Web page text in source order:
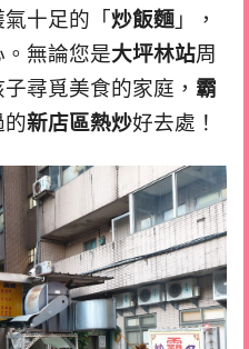
氣十足的「炒飯麵 」，
無論您是大坪林站周
尋覓美食的家庭， 霸
的新店區熱炒好去處！